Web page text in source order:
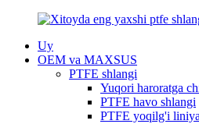
Uy
OEM va MAXSUS
PTFE shlangi
Yuqori haroratga
PTFE havo shlangi
PTFE yoqilg'i